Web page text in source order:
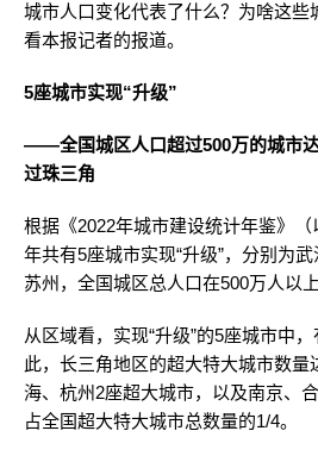
城市人口变化代表了什么？为啥这些
看本报记者的报道。
5座城市实现“升级”
——全国城区人口超过500万的城市
过珠三角
根据《2022年城市建设统计年鉴》（
年共有5座城市实现“升级”，分别为
苏州，全国城区总人口在500万人以
从区域看，实现“升级”的5座城市中
此，长三角地区的超大特大城市数量
海、杭州2座超大城市，以及南京、
占全国超大特大城市总数量的1/4。